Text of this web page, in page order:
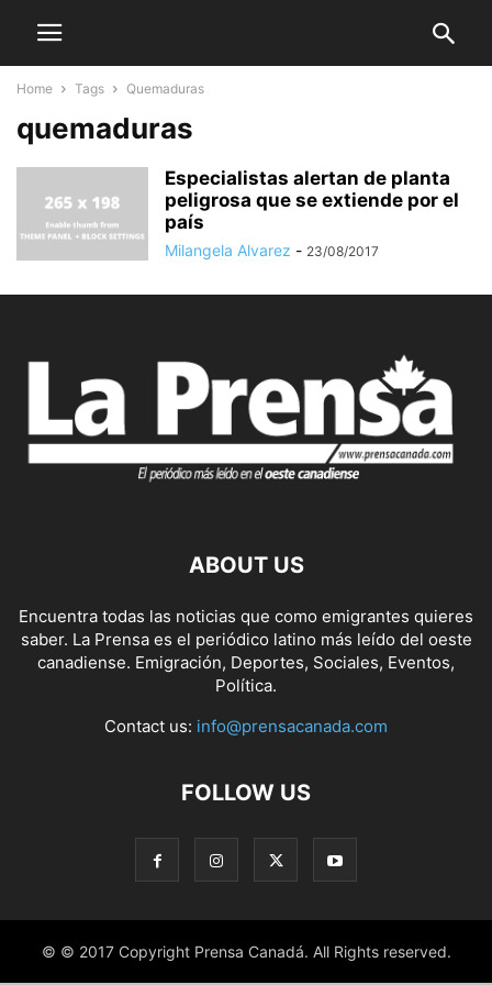
Home Tags Quemaduras
quemaduras
Especialistas alertan de planta
peligrosa que se extiende por el
país
Milangela Alvarez - 23/08/2017
ABOUT US
Encuentra todas las noticias que como emigrantes quieres
saber. La Prensa es el periódico latino más leído del oeste
canadiense. Emigración, Deportes, Sociales, Eventos,
Política.
Contact us: info@prensacanada.com
FOLLOW US
© © 2017 Copyright Prensa Canadá. All Rights reserved.